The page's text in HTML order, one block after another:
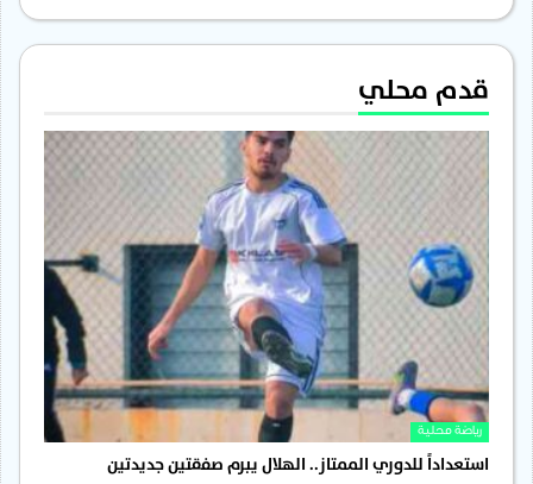
قدم محلي
رياضة محلية
استعداداً للدوري الممتاز.. الهلال يبرم صفقتين جديدتين